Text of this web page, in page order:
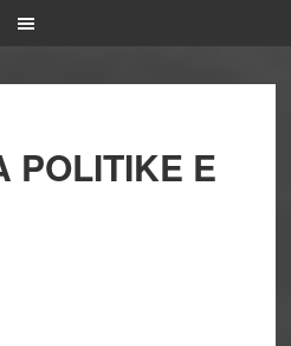
POLITIKE E